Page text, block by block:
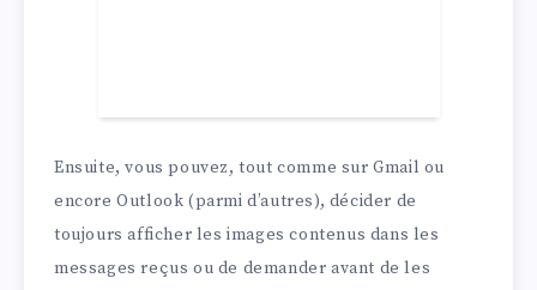
Ensuite, vous pouvez, tout comme sur Gmail ou
encore Outlook (parmi d’autres), décider de
toujours afficher les images contenus dans les
messages reçus ou de demander avant de les